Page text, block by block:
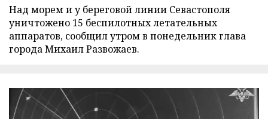
Над морем и у береговой линии Севастополя
уничтожено 15 беспилотных летательных
аппаратов, сообщил утром в понедельник глава
города Михаил Развожаев.